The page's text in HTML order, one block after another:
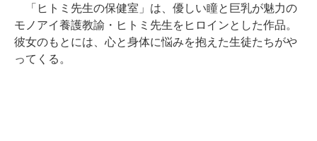
「ヒトミ先生の保健室」は、優しい瞳と巨乳が魅力の
モノアイ養護教諭・ヒトミ先生をヒロインとした作品。
彼女のもとには、心と身体に悩みを抱えた生徒たちがや
ってくる。